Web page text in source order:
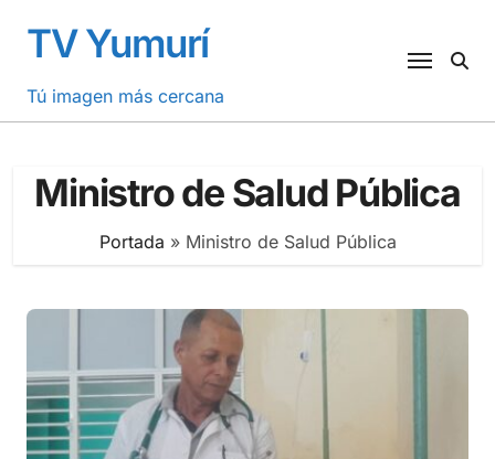
contenido
TV Yumurí
Tú imagen más cercana
Ministro de Salud Pública
Portada » Ministro de Salud Pública